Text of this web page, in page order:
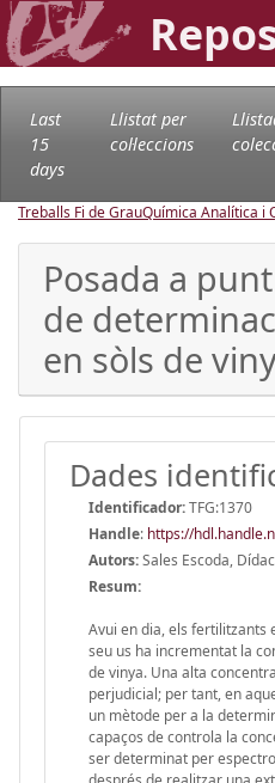
Last
15
days
Llistat per
col·leccions
Treballs Fi de GrauQuímica Analítica i
Posada a
de
en sòls de
Dades
Identificador:TFG:1370
Handle: https://
Autors:Sales Escoda, Dídac
Resum:
Avui en dia, els fertilitzants
seu us ha incrementat la
de vinya. Una alta
perjudicial; per tant, en
un mètode per a la
capaços de controla la
ser determinat per